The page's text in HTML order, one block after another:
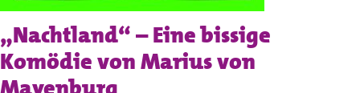
„Nachtland“ – Eine bissige
Komödie von Marius von